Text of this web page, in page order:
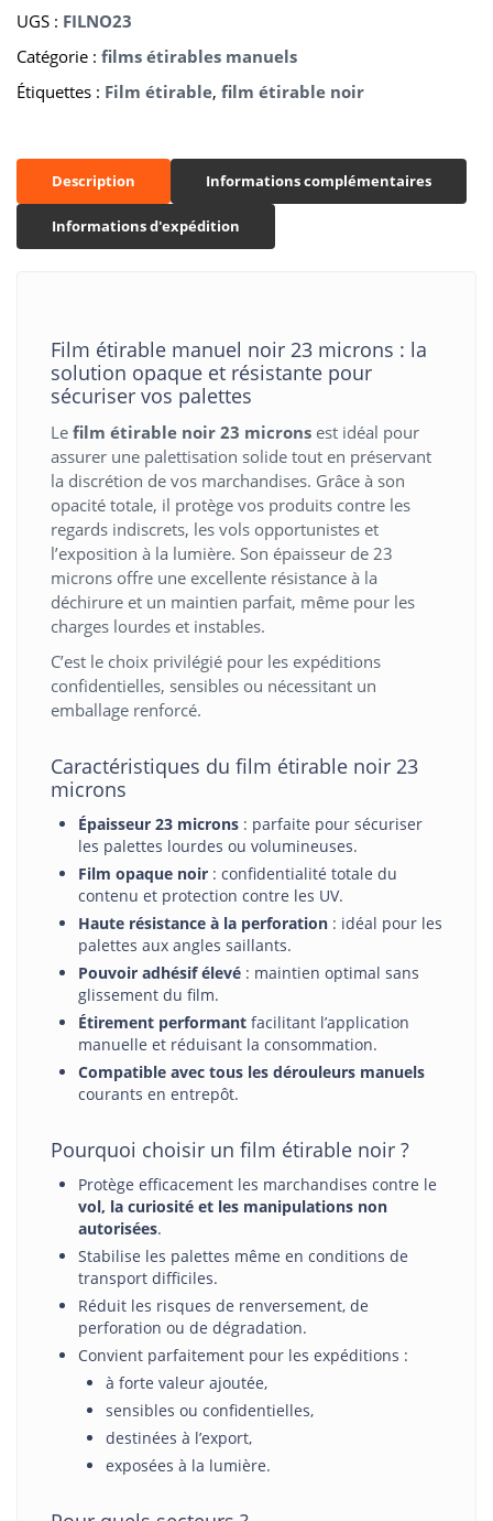
Film
étirable
manuel
noir
23
de
rouleaux)
UGS : FILNO23
Catégorie : films étirables manuels
Étiquettes : Film étirable, film étirable noir
Description Informations complémentaires
Informations d'expédition
Film étirable manuel noir 23 microns : la
solution opaque et résistante pour
sécuriser vos palettes
Le film étirable noir 23 microns est idéal pour
assurer une palettisation solide tout en préservant
la discrétion de vos marchandises. Grâce à son
opacité totale, il protège vos produits contre les
regards indiscrets, les vols opportunistes et
l’exposition à la lumière. Son épaisseur de 23
microns offre une excellente résistance à la
déchirure et un maintien parfait, même pour les
charges lourdes et instables.
C’est le choix privilégié pour les expéditions
confidentielles, sensibles ou nécessitant un
emballage renforcé.
Caractéristiques du film étirable noir 23
microns
Épaisseur 23 microns : parfaite pour sécuriser
les palettes lourdes ou volumineuses.
Film opaque noir : confidentialité totale du
contenu et protection contre les UV.
Haute résistance à la perforation : idéal pour les
palettes aux angles saillants.
Pouvoir adhésif élevé : maintien optimal sans
glissement du film.
Étirement performant facilitant l’application
manuelle et réduisant la consommation.
Compatible avec tous les dérouleurs manuels
courants en entrepôt.
Pourquoi choisir un film étirable noir ?
Protège efficacement les marchandises contre le
vol, la curiosité et les manipulations non
autorisées.
Stabilise les palettes même en conditions de
transport difficiles.
Réduit les risques de renversement, de
perforation ou de dégradation.
Convient parfaitement pour les expéditions :
à forte valeur ajoutée,
sensibles ou confidentielles,
destinées à l’export,
exposées à la lumière.